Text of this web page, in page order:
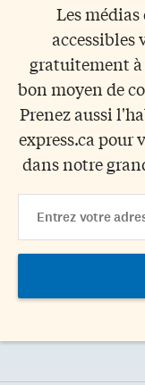
Les
accessibles
gratuitement
bon moyen de
Prenez aussi
express.ca pour
dans notre
Address